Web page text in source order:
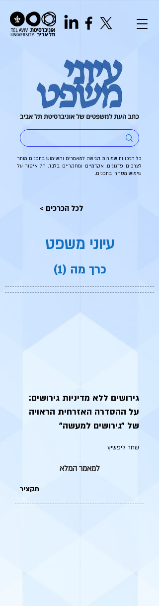
כל הזכויות שמורות. הגישה למאמרים והשימוש בתכנים מותר
לצרכים פדגוגים, אקדמיים ומחקריים בלבד. חל איסור על
שימוש מסחרי בתכנים.
< לכל הכרכים
עיוני משפט
כרך מה (1)
גירושים ללא מדיניות גירושים:
על ההסדרה האזרחית הראויה
של ״גירושים למעשה״
שחר ליפשיץ
למאמר המלא
תקציר